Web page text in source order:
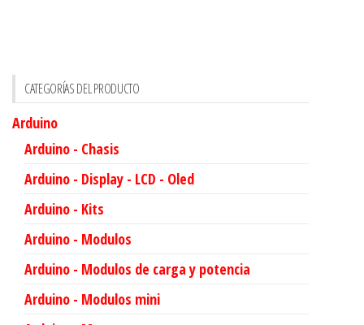
CATEGORÍAS DEL PRODUCTO
Arduino
Arduino - Chasis
Arduino - Display - LCD - Oled
Arduino - Kits
Arduino - Modulos
Arduino - Modulos de carga y potencia
Arduino - Modulos mini